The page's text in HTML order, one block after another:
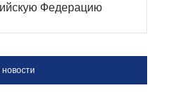
Федерацию
новости